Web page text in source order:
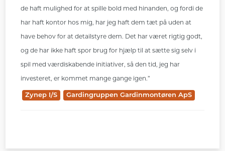
de haft mulighed for at spille bold med hinanden, og fordi de
har haft kontor hos mig, har jeg haft dem tæt på uden at
have behov for at detailstyre dem. Det har været rigtig godt,
og de har ikke haft spor brug for hjælp til at sætte sig selv i
spil med værdiskabende initiativer, så den tid, jeg har
investeret, er kommet mange gange igen.”
Zynep I/S Gardingruppen Gardinmontøren ApS